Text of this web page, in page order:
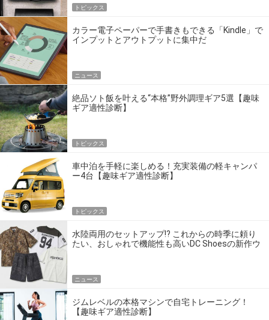
トピックス
カラー電子ペーパーで手書きもできる「Kindle」で
インプットとアウトプットに集中だ
ニュース
絶品ソト飯を叶える“本格”野外調理ギア5選【趣味
ギア適性診断】
トピックス
車中泊を手軽に楽しめる！充実装備の軽キャンパ
ー4台【趣味ギア適性診断】
トピックス
水陸両用のセットアップ!? これからの時季に頼り
たい、おしゃれで機能性も高いDC Shoesの新作ウ
ニュース
ジムレベルの本格マシンで自宅トレーニング！
【趣味ギア適性診断】